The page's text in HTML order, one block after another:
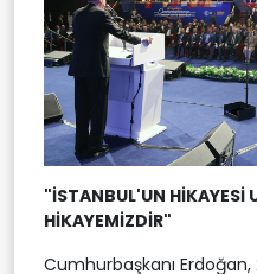
"İSTANBUL'UN HİKAYESİ
HİKAYEMİZDİR"
Cumhurbaşkanı Erdoğan,